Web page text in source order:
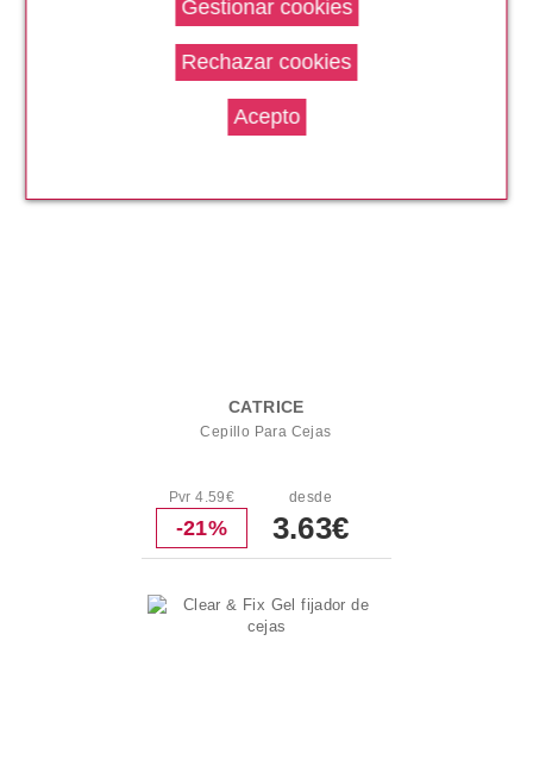
-18% 3.26€
CATRICE
Cepillo Para Cejas
Pvr 4.59€
-21%
desde
3.63€